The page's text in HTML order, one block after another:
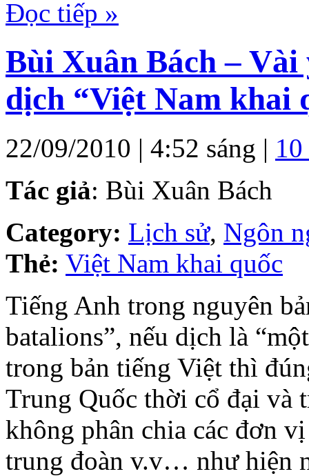
Đọc tiếp »
Bùi Xuân Bách –
dịch “Việt Nam khai
22/09/2010 | 4:52 sáng |
Tác giả: Bùi Xuân Bách
Category: Lịch sử, Ngôn
Thẻ: Việt Nam khai quốc
Tiếng Anh trong nguyên
batalions”, nếu dịch là
trong bản tiếng Việt thì
Trung Quốc thời cổ đại và
không phân chia các đơn
trung đoàn v.v… như hiện